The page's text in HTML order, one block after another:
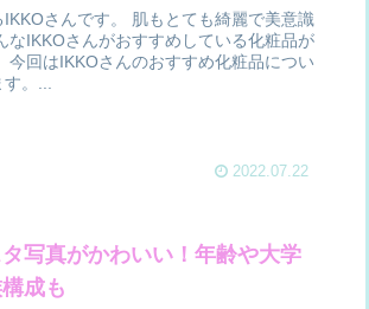
さんです。 肌もとても綺麗で美意識
なIKKOさんがおすすめしている化粧品が
今回はIKKOさんのおすすめ化粧品につい
。...
2022.07.22
写真がかわいい！年齢や大学
成も